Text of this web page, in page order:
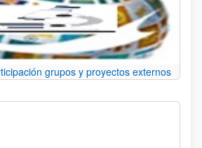
grupos y proyectos externos